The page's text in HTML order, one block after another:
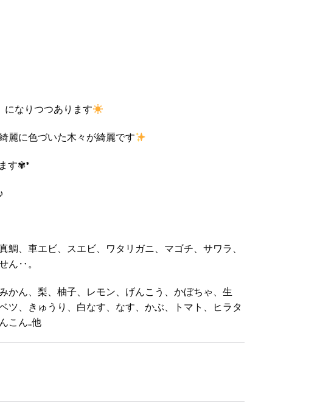
になりつつあります
麗に色づいた木々が綺麗です
す✾*
鯛、車エビ、スエビ、ワタリガニ、マゴチ、サワラ、
ん‥。
かん、梨、柚子、レモン、げんこう、かぼちゃ、生
ツ、きゅうり、白なす、なす、かぶ、トマト、ヒラタ
こん..他